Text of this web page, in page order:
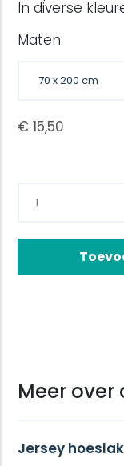
In diverse
Maten
Meer
Jersey